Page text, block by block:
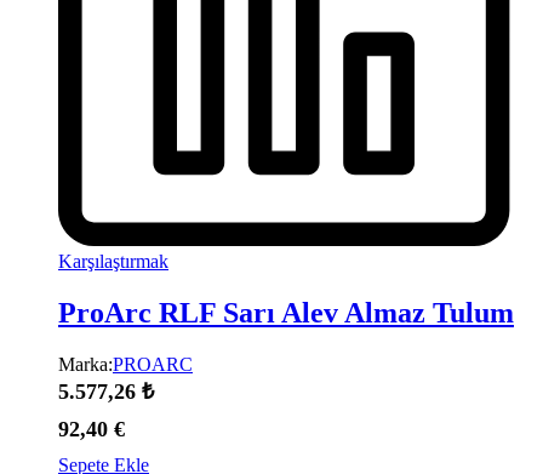
Karşılaştırmak
ProArc RLF Sarı Alev Almaz Tulum
Marka:PROARC
5.577,26 ₺
92,40 €
Sepete Ekle